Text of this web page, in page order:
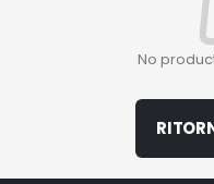
No